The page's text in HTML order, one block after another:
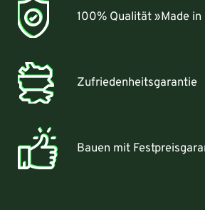
100% Qualität »Made in
Zufriedenheitsgarantie
Bauen mit